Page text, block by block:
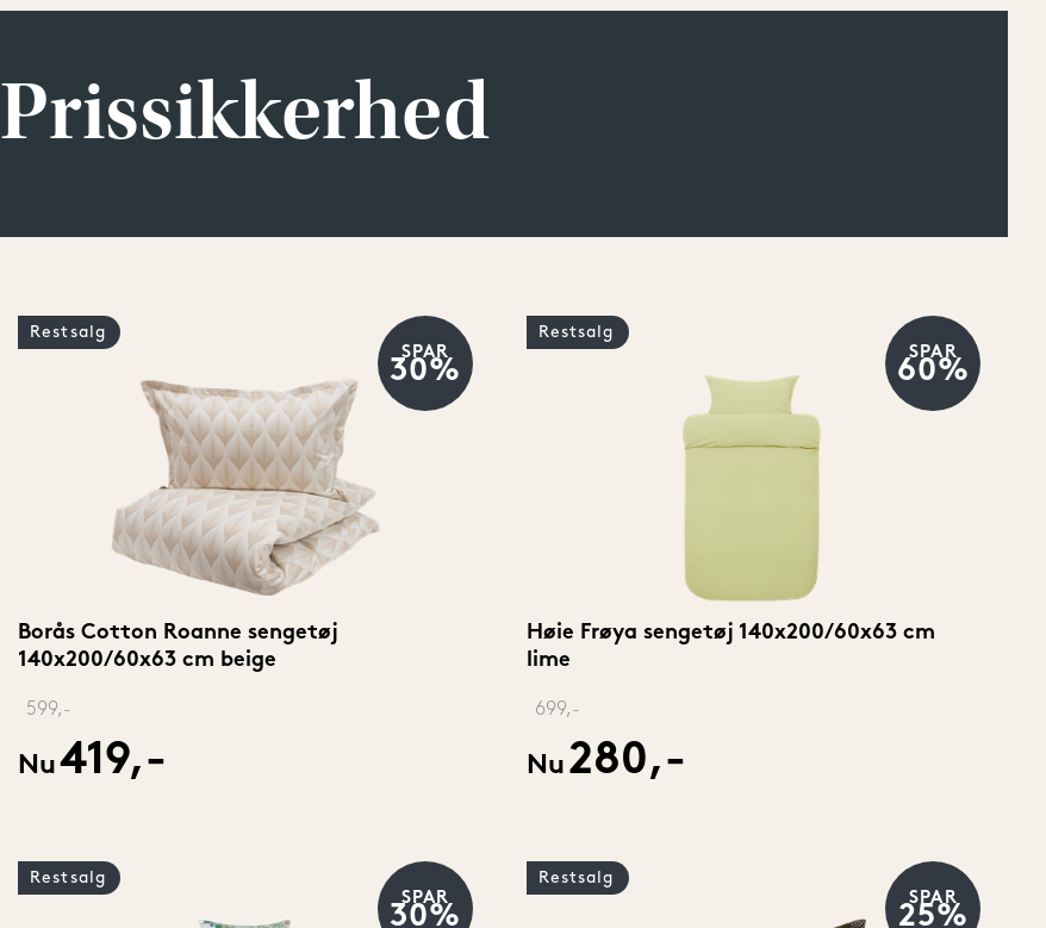
Prissikkerhed
Borås Cotton Roanne sengetøj
140x200/60x63 cm beige
599,-
Nu419,-
SPAR
30%
Restsalg
Høie Frøya sengetøj 140x200/60x63 cm
lime
699,-
Nu 280,-
SPAR
60%
Restsalg
SPAR
30%
Restsalg
SPAR
25%
Restsalg